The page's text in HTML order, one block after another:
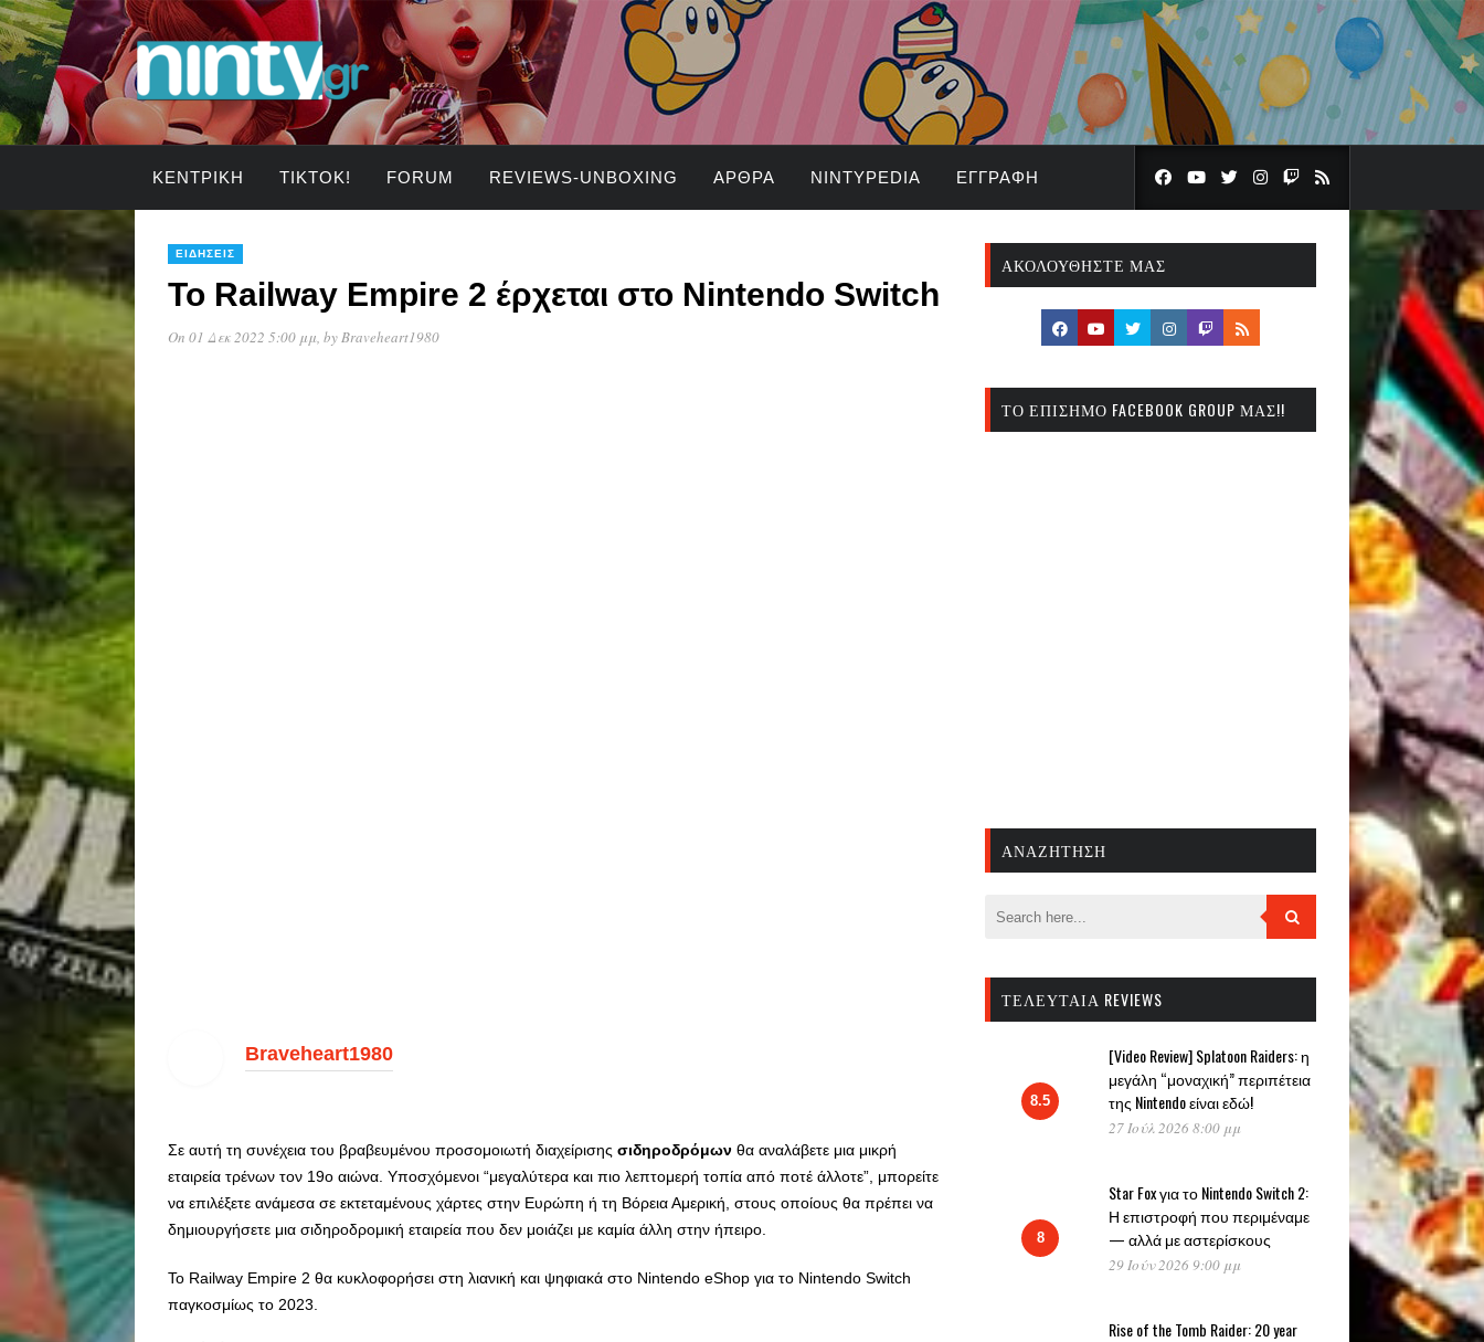
ΚΕΝΤΡΙΚΉ TIKTOK! FORUM REVIEWS-UNBOXING ΆΡΘΡΑ NINTYPEDIA ΕΓΓΡΑΦΉ
ΕΙΔΉΣΕΙΣ
Το Railway Empire 2 έρχεται στο Nintendo Switch
On 01 Δεκ 2022 5:00 μμ, byBraveheart1980
Braveheart1980
Σε αυτή τη συνέχεια του βραβευμένου προσομοιωτή διαχείρισης σιδηροδρόμων θα αναλάβετε μια μικρή
εταιρεία τρένων τον 19ο αιώνα. Υποσχόμενοι “μεγαλύτερα και πιο λεπτομερή τοπία από ποτέ άλλοτε”, μπορείτε
να επιλέξετε ανάμεσα σε εκτεταμένους χάρτες στην Ευρώπη ή τη Βόρεια Αμερική, στους οποίους θα πρέπει να
δημιουργήσετε μια σιδηροδρομική εταιρεία που δεν μοιάζει με καμία άλλη στην ήπειρο.
Το Railway Empire 2 θα κυκλοφορήσει στη λιανική και ψηφιακά στο Nintendo eShop για το Nintendo Switch
παγκοσμίως το 2023.
ΑΚΟΛΟΥΘΉΣΤΕ ΜΑΣ
ΤΟ ΕΠΊΣΗΜΟ FACEBOOK GROUP ΜΑΣ!!
ΑΝΑΖΉΤΗΣΗ
ΤΕΛΕΥΤΑΊΑ REVIEWS
8.5
[Video Review] Splatoon Raiders: η
μεγάλη “μοναχική” περιπέτεια
της Nintendo είναι εδώ!
27 Ιούλ 2026 8:00 μμ
8
Star Fox για το Nintendo Switch 2:
Η επιστροφή που περιμέναμε
— αλλά με αστερίσκους
29 Ιούν 2026 9:00 μμ
Rise of the Tomb Raider: 20 year